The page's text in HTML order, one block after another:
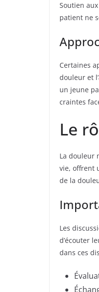
Soutien
patient ne
Certaines
douleur et
un jeune
craintes
Le
La douleur
vie, offrent
de la
Les
d’écouter
dans ces